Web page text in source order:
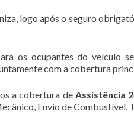
logo após o seguro
os ocupantes do veículo
com a cobertura
a cobertura de Assistência
Envio de Combustível,